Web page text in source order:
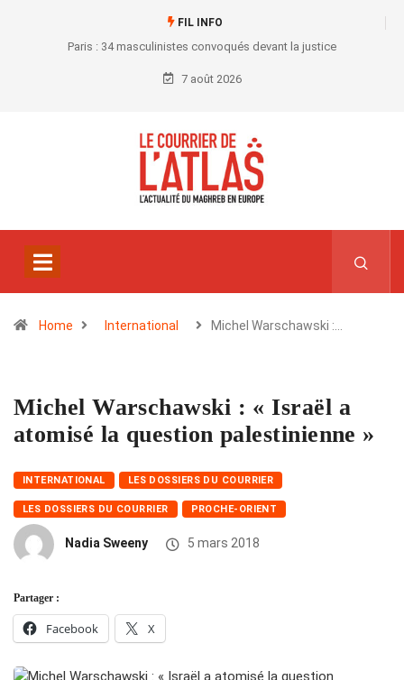
FIL INFO
Paris : 34 masculinistes convoqués devant la justice
7 août 2026
Home International Michel Warschawski :…
Michel Warschawski : « Israël a
atomisé la question palestinienne »
INTERNATIONAL LES DOSSIERS DU COURRIER
LES DOSSIERS DU COURRIER PROCHE-ORIENT
Nadia Sweeny 5 mars 2018
Partager :
Facebook X